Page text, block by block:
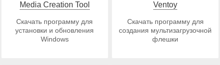
Media Creation Tool
Скачать программу для
установки и обновления
Windows
Ventoy
Скачать программу для
создания мультизагрузочной
флешки